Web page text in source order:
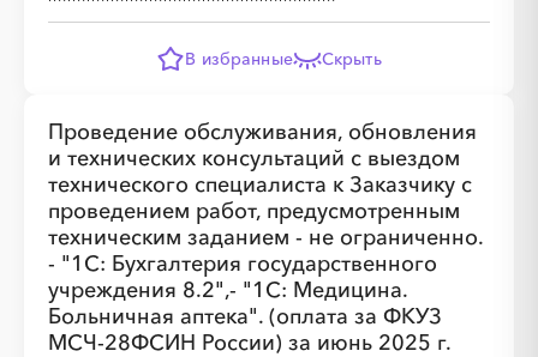
В избранные Скрыть
Проведение обслуживания, обновления
и технических консультаций с выездом
технического специалиста к Заказчику с
проведением работ, предусмотренным
техническим заданием - не ограниченно.
- "1С: Бухгалтерия государственного
учреждения 8.2",- "1С: Медицина.
Больничная аптека". (оплата за ФКУЗ
МСЧ-28ФСИН России) за июнь 2025 г.